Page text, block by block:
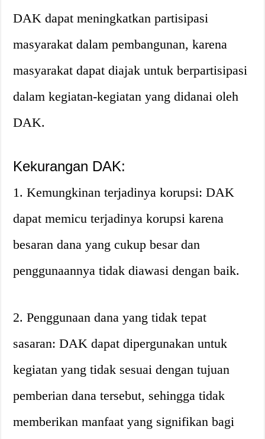
DAK dapat meningkatkan partisipasi
masyarakat dalam pembangunan, karena
masyarakat dapat diajak untuk berpartisipasi
dalam kegiatan-kegiatan yang didanai oleh
DAK.
Kekurangan DAK:
1. Kemungkinan terjadinya korupsi: DAK
dapat memicu terjadinya korupsi karena
besaran dana yang cukup besar dan
penggunaannya tidak diawasi dengan baik.
2. Penggunaan dana yang tidak tepat
sasaran: DAK dapat dipergunakan untuk
kegiatan yang tidak sesuai dengan tujuan
pemberian dana tersebut, sehingga tidak
memberikan manfaat yang signifikan bagi